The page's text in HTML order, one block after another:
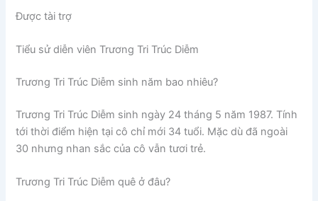
Được tài trợ
Tiểu sử diễn viên Trương Tri Trúc Diễm
Trương Tri Trúc Diễm sinh năm bao nhiêu?
Trương Tri Trúc Diễm sinh ngày 24 tháng 5 năm 1987. Tính
tới thời điểm hiện tại cô chỉ mới 34 tuổi. Mặc dù đã ngoài
30 nhưng nhan sắc của cô vẫn tươi trẻ.
Trương Tri Trúc Diễm quê ở đâu?